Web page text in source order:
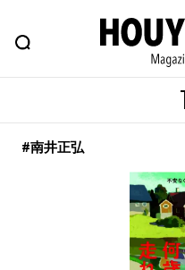
FEATURE
ヒップなファッション、カ
#SHOPPING ADDICT
#ESSENTIAL DESIGNS
#NEW VINTAGE #マ
#南井正弘